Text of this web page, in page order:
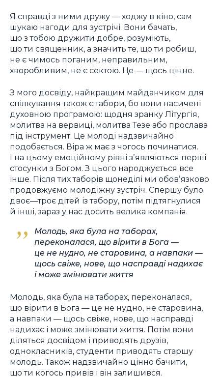
Я справді з ними дружу — ходжу в кіно, сам
шукаю нагоди для зустрічі. Вони бачать,
що з тобою дружити добре, розуміють,
що ти священник, а значить те, що ти робиш,
не є чимось поганим, неправильним,
хворобливим, не є сектою. Це — щось цінне.
З мого досвіду, найкращим майданчиком для
спілкування також є табори, бо вони насичені
духовною програмою: щодня зранку Літургія,
молитва на вервиці, молитва Тезе або прослава
під інструмент. Це молоді надзвичайно
подобається. Віра ж має з чогось починатися.
І на цьому емоційному рівні зʼявляються перші
стосунки з Богом. З цього народжується все
інше. Після тих таборів щонеділі ми обовʼязково
продовжуємо молодіжну зустріч. Спершу було
двоє—троє дітей із табору, потім підтягнулися
й інші, зараз у нас досить велика компанія.
Молодь, яка була на таборах,
переконалася, що вірити в Бога —
це не нудно, не старовина, а навпаки —
щось свіже, нове, що насправді надихає
і може змінювати життя
Молодь, яка була на таборах, переконалася,
що вірити в Бога — це не нудно, не старовина,
а навпаки — щось свіже, нове, що насправді
надихає і може змінювати життя. Потім вони
діляться досвідом і приводять друзів,
однокласників, студенти приводять старшу
молодь. Також надзвичайно цінно бачити,
що ти когось привів і він залишився.